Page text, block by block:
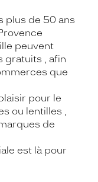
plus de 50 ans
peuvent
gratuits , afin
que
pour le
ou lentilles ,
de
est là pour